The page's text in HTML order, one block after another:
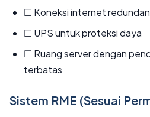
☐ Koneksi internet
☐ UPS untuk proteksi daya
☐ Ruang server dengan
terbatas
Sistem RME (Sesuai